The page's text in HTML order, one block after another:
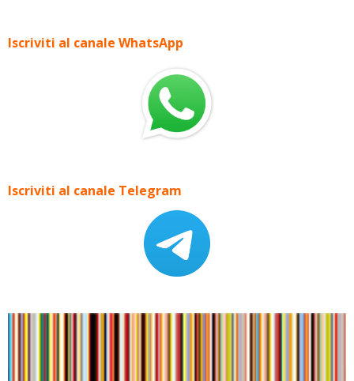
Iscriviti al canale WhatsApp
Iscriviti al canale Telegram